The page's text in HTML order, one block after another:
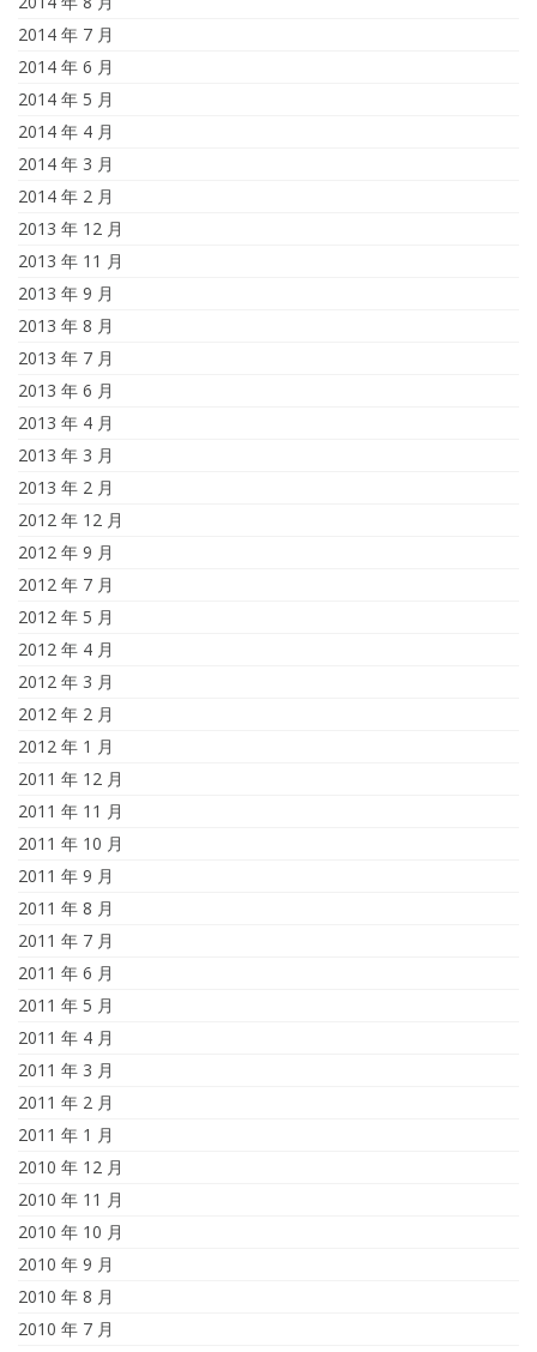
2014 年 7 月
2014 年 6 月
2014 年 5 月
2014 年 4 月
2014 年 3 月
2014 年 2 月
2013 年 12 月
2013 年 11 月
2013 年 9 月
2013 年 8 月
2013 年 7 月
2013 年 6 月
2013 年 4 月
2013 年 3 月
2013 年 2 月
2012 年 12 月
2012 年 9 月
2012 年 7 月
2012 年 5 月
2012 年 4 月
2012 年 3 月
2012 年 2 月
2012 年 1 月
2011 年 12 月
2011 年 11 月
2011 年 10 月
2011 年 9 月
2011 年 8 月
2011 年 7 月
2011 年 6 月
2011 年 5 月
2011 年 4 月
2011 年 3 月
2011 年 2 月
2011 年 1 月
2010 年 12 月
2010 年 11 月
2010 年 10 月
2010 年 9 月
2010 年 8 月
2010 年 7 月